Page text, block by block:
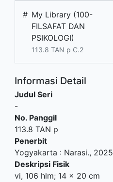
# My Library (100-
FILSAFAT DAN
PSIKOLOGI)
113.8 TAN p C.2
Informasi Detail
Judul Seri
-
No. Panggil
113.8 TAN p
Penerbit
Yogyakarta : Narasi., 2025
Deskripsi Fisik
vi, 106 hlm; 14 x 20 cm